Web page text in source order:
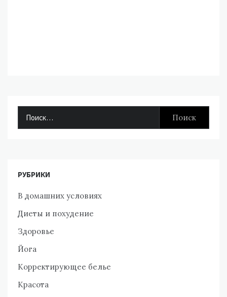
РУБРИКИ
В домашних условиях
Диеты и похудение
Здоровье
Йога
Корректирующее белье
Красота